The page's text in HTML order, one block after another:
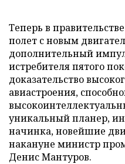
Теперь в
полет с новым
дополнительный
истребителя пятого
доказательство
авиастроения,
уникальный планер,
начинка, новейшие
накануне министр
Денис Мантуров.